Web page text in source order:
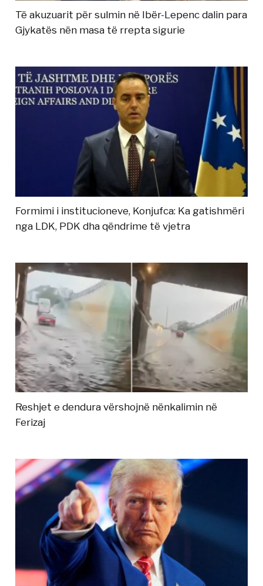
Të akuzuarit për sulmin në Ibër-Lepenc dalin para
Gjykatës nën masa të rrepta sigurie
Formimi i institucioneve, Konjufca: Ka gatishmëri
nga LDK, PDK dha qëndrime të vjetra
Reshjet e dendura vërshojnë nënkalimin në
Ferizaj